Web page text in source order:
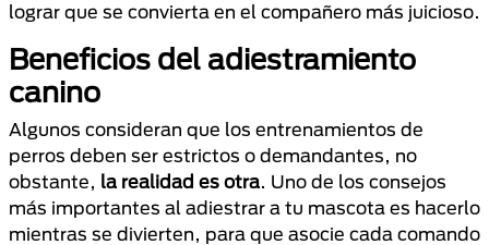
lograr que se convierta en el compañero más juicioso.
Beneficios del adiestramiento
canino
Algunos consideran que los entrenamientos de
perros deben ser estrictos o demandantes, no
obstante, la realidad es otra. Uno de los consejos
más importantes al adiestrar a tu mascota es hacerlo
mientras se divierten, para que asocie cada comando